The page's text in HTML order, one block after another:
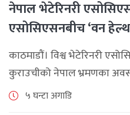
नेपाल भेटेरिनरी
एसोसिएसनबीच ‘वन
समझदारी
काठमाडौं। विश्व भेटेरिनरी
कुराउचीको नेपाल भ्रमणका
एसोसिएसनले अन्तर्राष्ट्रिय
५ घन्टा अगाडि